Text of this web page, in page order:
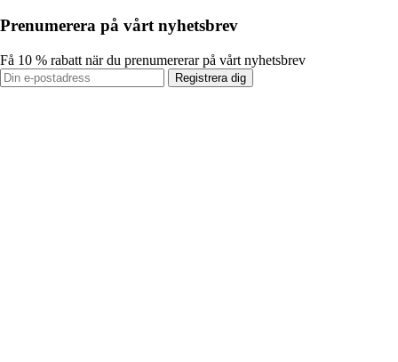
Prenumerera på vårt nyhetsbrev
Få 10 % rabatt när du prenumererar på vårt nyhetsbrev
Registrera dig